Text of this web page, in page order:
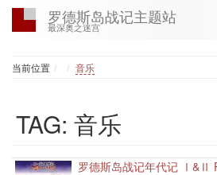
罗德斯岛战记主题站
最深奥之迷宫
当前位置 Home
音乐
TAG: 音乐
罗德斯岛战记年代记 Ⅰ&Ⅱ